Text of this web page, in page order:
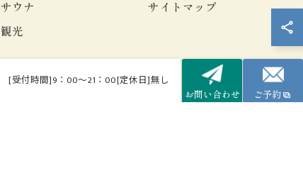
[受付時間]9：00～21：00[定休日]無し
お問い合わせ ご予約
サウナ
観光
サイトマップ